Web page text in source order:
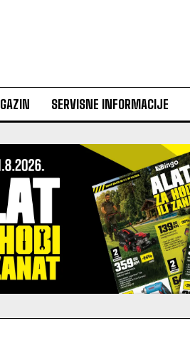
SERVISNE INFORMACIJE